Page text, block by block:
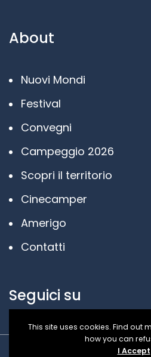
About
Nuovi Mondi
Festival
Convegni
Campeggio 2026
Scopri il territorio
Cinecamper
Amerigo
Contatti
Seguici su
This site uses cookies. Find out
how you can
I Accept